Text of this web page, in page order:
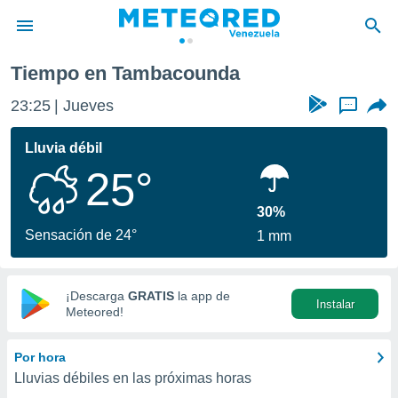
de
ha
para
que se
calidad.
a este
las
y
digital
basada
Tiempo en Tambacounda
23:25 Jueves ...
Lluvia débil
25°
Sensación de 24°
30%
1 mm
¡Descarga GRATIS la app de
Meteored!
Instalar
Por hora
Lluvias débiles en las próximas horas